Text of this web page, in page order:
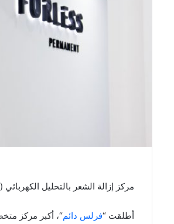
مركز إزالة الشعر بالتحليل
أطلقت “فرلس دائم“، أكبر مركز